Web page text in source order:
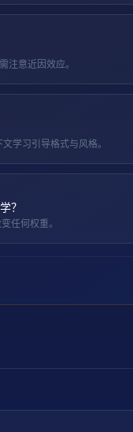
注意近因效应。
学习引导格式与风格。
？
任何权重。